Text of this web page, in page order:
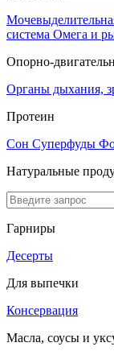
система Омега и
Опорно-
Органы дыхания,
Протеин
Сон Суперфуды
Натуральные
Гарниры
Десерты
Для выпечки
Консервация
Масла, соусы и